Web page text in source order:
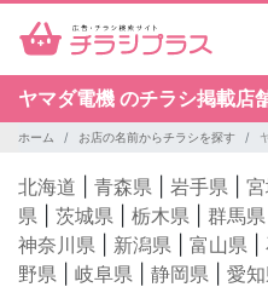
ヤマダ電機 のチラシ掲載店
ホーム お店の名前からチラシを探す
北海道 青森県 岩手県
県
茨城県 栃木県 群馬県
神奈川県
新潟県 富山県
野県
岐阜県 静岡県 愛